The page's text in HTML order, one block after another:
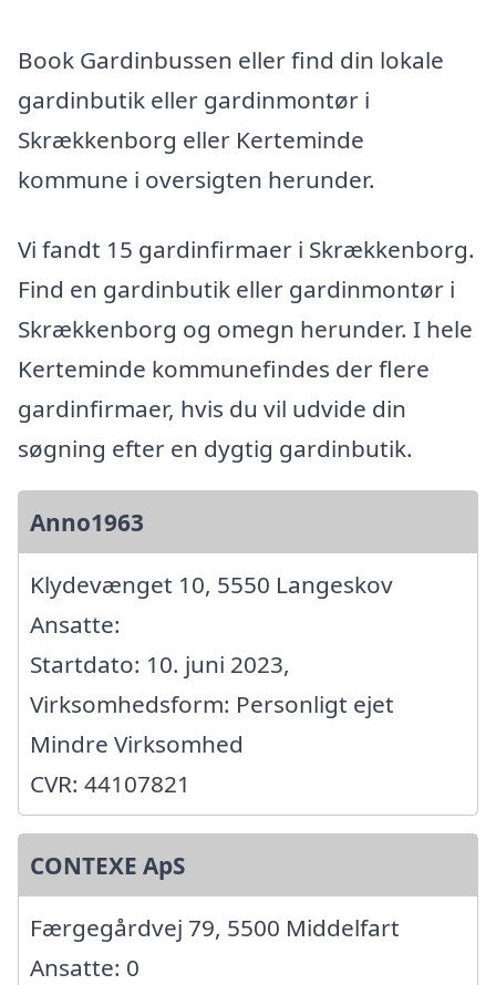
Book Gardinbussen eller find din lokale
gardinbutik eller gardinmontør i
Skrækkenborg eller Kerteminde
kommune i oversigten herunder.
Vi fandt 15 gardinfirmaer i Skrækkenborg.
Find en gardinbutik eller gardinmontør i
Skrækkenborg og omegn herunder. I hele
Kerteminde kommunefindes der flere
gardinfirmaer, hvis du vil udvide din
søgning efter en dygtig gardinbutik.
Anno1963
Klydevænget 10, 5550 Langeskov
Ansatte:
Startdato: 10. juni 2023,
Virksomhedsform: Personligt ejet
Mindre Virksomhed
CVR: 44107821
CONTEXE ApS
Færgegårdvej 79, 5500 Middelfart
Ansatte: 0